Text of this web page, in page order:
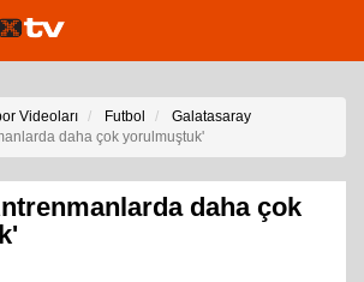
Videoları Futbol
Galatasaray
daha çok yorulmuştuk'
daha çok